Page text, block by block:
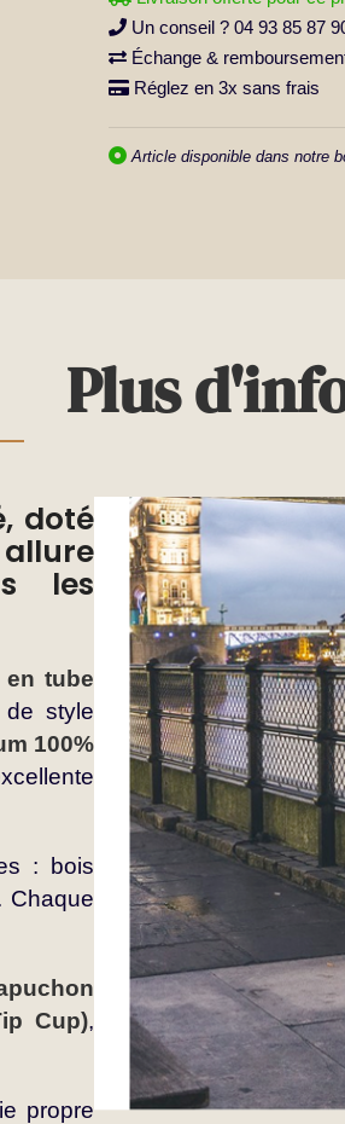
Un conseil ? 04 93 85 87
Échange &
Réglez en 3x sans frais
Article disponible dans notre
doté
les
en tube
style
100%
: bois
Chaque
Cup),
propre
Plus